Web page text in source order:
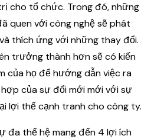
cho tổ chức. Trong đó, những
quen với công nghệ sẽ phát
thích ứng với những thay đổi.
trưởng thành hơn sẽ có kiến
của họ để hướng dẫn việc ra
của sự đổi mới mới với sự
lợi thế cạnh tranh cho công ty.
đa thế hệ mang đến 4 lợi ích